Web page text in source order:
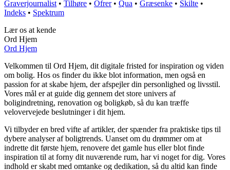
Graverjournalist • Tilhøre • Ofrer• Qua • Græsenke • Skilte •
Indeks • Spektrum
Lær os at kende
Ord Hjem
Ord Hjem
Velkommen til Ord Hjem, dit digitale fristed for inspiration og viden
om bolig. Hos os finder du ikke blot information, men også en
passion for at skabe hjem, der afspejler din personlighed og livsstil.
Vores mål er at guide dig gennem det store univers af
boligindretning, renovation og boligkøb, så du kan træffe
velovervejede beslutninger i dit hjem.
Vi tilbyder en bred vifte af artikler, der spænder fra praktiske tips til
dybere analyser af boligtrends. Uanset om du drømmer om at
indrette dit første hjem, renovere det gamle hus eller blot finde
inspiration til at forny dit nuværende rum, har vi noget for dig. Vores
indhold er skabt med omtanke og dedikation, så du altid kan finde